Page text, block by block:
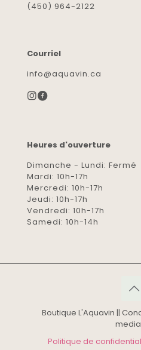
(450) 964-2122
Courriel
info@aquavin.ca
Heures d'ouverture
Dimanche - Lundi: Fermé
Mardi: 10h-17h
Mercredi: 10h-17h
Jeudi: 10h-17h
Vendredi: 10h-17h
Samedi: 10h-14h
Boutique L'Aquavin ||
Politique de